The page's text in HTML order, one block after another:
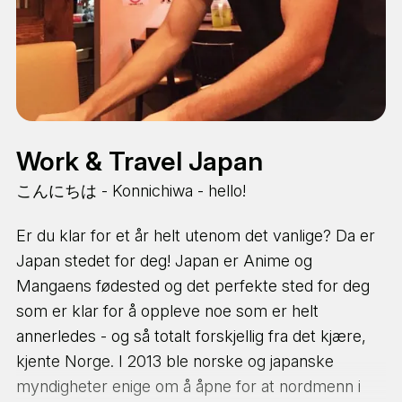
Work & Travel Japan
こんにちは - Konnichiwa - hello!
Er du klar for et år helt utenom det vanlige? Da er
Japan stedet for deg! Japan er Anime og
Mangaens fødested og det perfekte sted for deg
som er klar for å oppleve noe som er helt
annerledes - og så totalt forskjellig fra det kjære,
kjente Norge. I 2013 ble norske og japanske
myndigheter enige om å åpne for at nordmenn i